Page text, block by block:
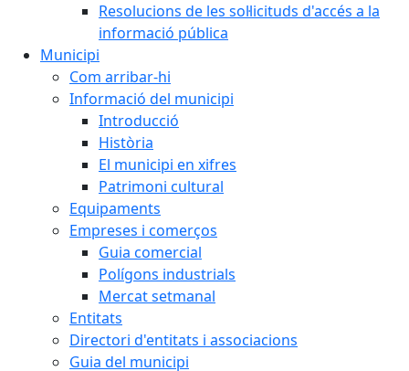
Resolucions de les sol·licituds d'accés a la
informació pública
Municipi
Com arribar-hi
Informació del municipi
Introducció
Història
El municipi en xifres
Patrimoni cultural
Equipaments
Empreses i comerços
Guia comercial
Polígons industrials
Mercat setmanal
Entitats
Directori d'entitats i associacions
Guia del municipi